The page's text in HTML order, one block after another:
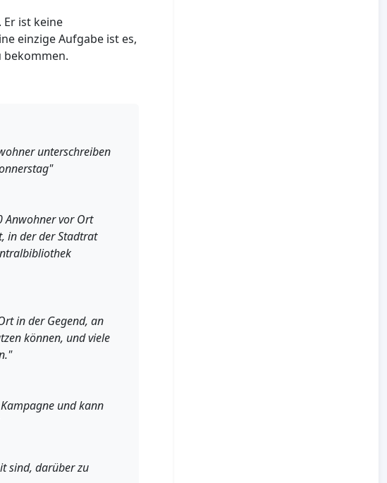
Er ist keine
einzige Aufgabe ist es,
bekommen.
unterschreiben
Anwohner vor Ort
in der der Stadtrat
in der Gegend, an
können, und viele
und kann
sind, darüber zu